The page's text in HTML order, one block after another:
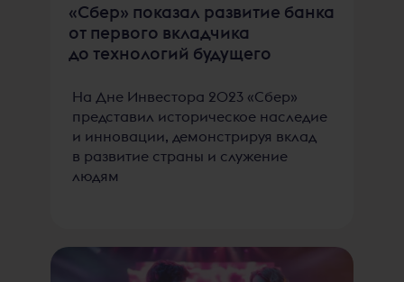
«Сбер» показал развитие банка
от первого вкладчика
до технологий будущего
На Дне Инвестора 2023 «Сбер»
представил историческое наследие
и инновации, демонстрируя вклад
в развитие страны и служение
людям